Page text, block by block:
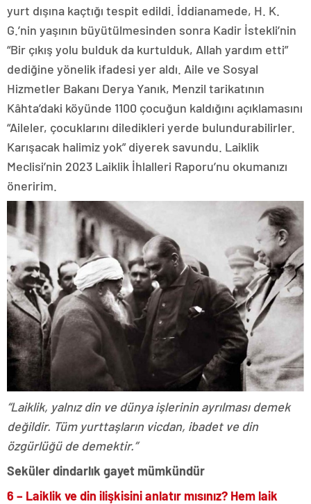
yurt dışına kaçtığı tespit edildi. İddianamede, H. K.
G.’nin yaşının büyütülmesinden sonra Kadir İstekli’nin
“Bir çıkış yolu bulduk da kurtulduk, Allah yardım etti”
dediğine yönelik ifadesi yer aldı. Aile ve Sosyal
Hizmetler Bakanı Derya Yanık, Menzil tarikatının
Kâhta’daki köyünde 1100 çocuğun kaldığını açıklamasını
“Aileler, çocuklarını diledikleri yerde bulundurabilirler.
Karışacak halimiz yok” diyerek savundu. Laiklik
Meclisi’nin 2023 Laiklik İhlalleri Raporu’nu okumanızı
öneririm.
“Laiklik, yalnız din ve dünya işlerinin ayrılması demek
değildir. Tüm yurttaşların vicdan, ibadet ve din
özgürlüğü de demektir.”
Seküler dindarlık gayet mümkündür
6 – Laiklik ve din ilişkisini anlatır mısınız? Hem laik